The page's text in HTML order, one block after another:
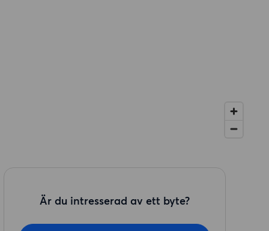
Är du intresserad av ett byte?